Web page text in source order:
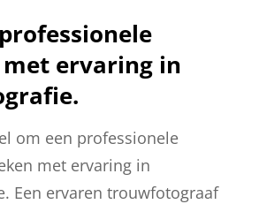
ervaring in
om een professionele
met ervaring in
Een ervaren trouwfotograaf